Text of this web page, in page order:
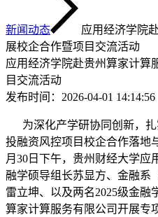
新闻动态
应用经济学院
展校企合作暨项目交流活动
应用经济学院赴贵州算家计算
目交流活动
发布时间： 2026-04-01 14:14:56
为深化产学研协同创新，扎
投融资风控项目校企合作落地
月30日下午，贵州财经大学应
融学硕导组长苏显方、金融系
雷立坤、以及两名2025级金融
算家计算服务有限公司开展专